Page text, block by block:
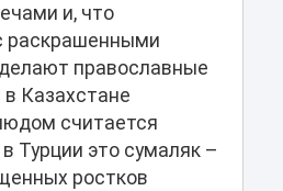
и, что
раскрашенными
православные
Казахстане
считается
Турции это сумаляк –
ростков